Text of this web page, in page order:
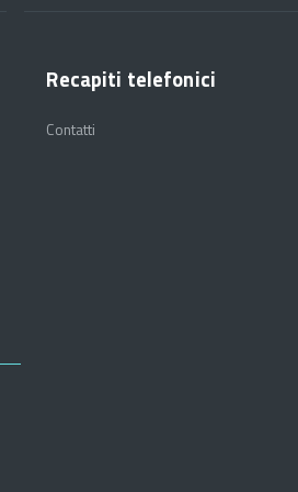
Recapiti telefonici
Contatti